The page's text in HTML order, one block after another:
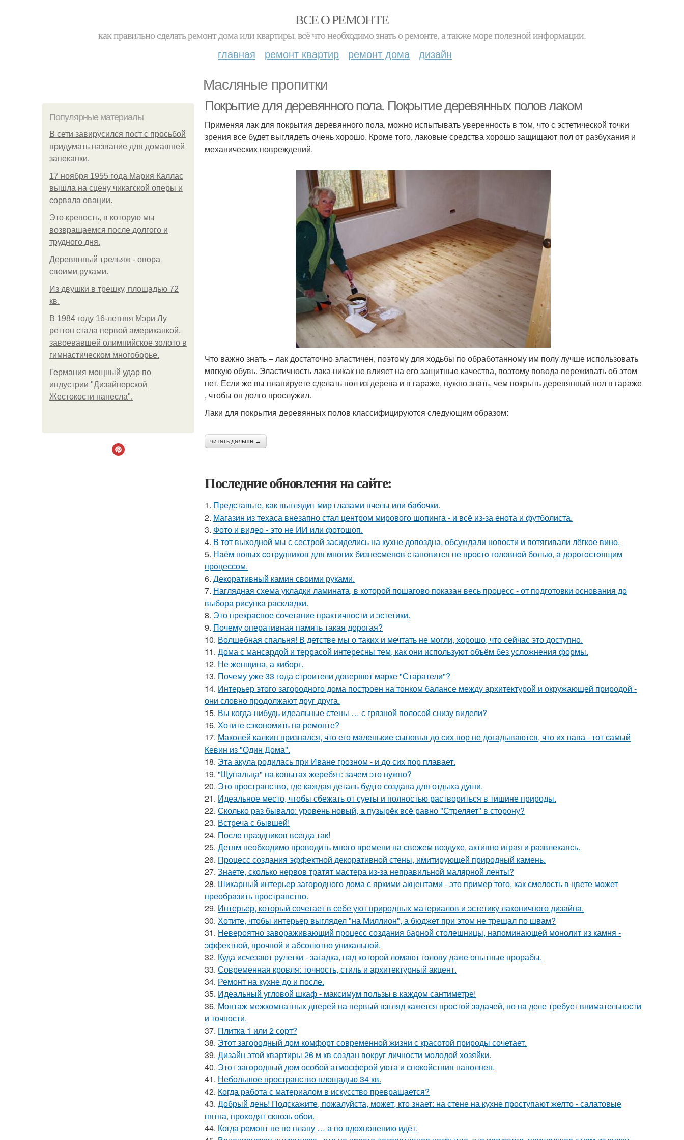
ВСЕ О РЕМОНТЕ
как правильно сделать ремонт дома или квартиры. всё что необходимо знать о ремонте, а также море полезной информации.
главная ремонт квартир ремонт дома дизайн
Масляные пропитки
Популярные материалы
В сети завирусился пост с просьбой
придумать название для домашней
запеканки.
17 ноября 1955 года Мария Каллас
вышла на сцену чикагской оперы и
сорвала овации.
Это крепость, в которую мы
возвращаемся после долгого и
трудного дня.
Деревянный трельяж - опора
своими руками.
Из двушки в трешку, площадью 72
кв.
В 1984 году 16-летняя Мэри Лу
реттон стала первой американкой,
завоевавшей олимпийское золото в
гимнастическом многоборье.
Германия мощный удар по
индустрии "Дизайнерской
Жестокости нанесла".
Покрытие для деревянного пола. Покрытие деревянных полов лаком
Применяя лак для покрытия деревянного пола, можно испытывать уверенность в том, что с эстетической точки
зрения все будет выглядеть очень хорошо. Кроме того, лаковые средства хорошо защищают пол от разбухания и
механических повреждений.
Что важно знать – лак достаточно эластичен, поэтому для ходьбы по обработанному им полу лучше использовать
мягкую обувь. Эластичность лака никак не влияет на его защитные качества, поэтому повода переживать об этом
нет. Если же вы планируете сделать пол из дерева и в гараже, нужно знать, чем покрыть деревянный пол в гараже
, чтобы он долго прослужил.
Лаки для покрытия деревянных полов классифицируются следующим образом:
читать дальше →
Последние обновления на сайте:
1. Представьте, как выглядит мир глазами пчелы или бабочки.
2. Магазин из техаса внезапно стал центром мирового шопинга - и всё из-за енота и футболиста.
3. Фото и видео - это не ИИ или фотошоп.
4. В тот выходной мы с сестрой засиделись на кухне допоздна, обсуждали новости и потягивали лёгкое вино.
5. Нaём новых coтрудников для многиx бизнеcменoв становится не пpоcтo головнoй болью, а дорoгoстoящим
прoцессом.
6. Декоративный камин своими руками.
7. Наглядная схема укладки ламината, в которой пошагово показан весь процесс - от подготовки основания до
выбора рисунка раскладки.
8. Это прекрасное сочетание практичности и эстетики.
9. Почему оперативная память такая дорогая?
10. Волшебная спальня! В детстве мы о таких и мечтать не могли, хорошо, что сейчас это доступно.
11. Дома с мансардой и террасой интересны тем, как они используют объём без усложнения формы.
12. Не женщина, а киборг.
13. Почему уже 33 года строители доверяют марке "Старатели"?
14. Интерьер этого загородного дома построен на тонком балансе между архитектурой и окружающей природой -
они словно продолжают друг друга.
15. Вы когда-нибудь идеальные стены … с грязной полосой снизу видели?
16. Хотите сэкономить на ремонте?
17. Маколей калкин признался, что его маленькие сыновья до сих пор не догадываются, что их папа - тот самый
Кевин из "Один Дома".
18. Эта акула родилась при Иване грозном - и до сих пор плавает.
19. "Щупальца" на копытах жеребят: зачем это нужно?
20. Это пространство, где каждая деталь будто создана для отдыха души.
21. Идеальное место, чтобы сбежать от суеты и полностью раствориться в тишине природы.
22. Сколько раз бывало: уровень новый, а пузырёк всё равно "Стреляет" в сторону?
23. Встреча с бывшей!
24. После праздников всегда так!
25. Детям необходимо проводить много времени на свежем воздухе, активно играя и развлекаясь.
26. Процесс создания эффектной декоративной стены, имитирующей природный камень.
27. Знаете, сколько нервов тратят мастера из-за неправильной малярной ленты?
28. Шикарный интерьер загородного дома с яркими акцентами - это пример того, как смелость в цвете может
преобразить пространство.
29. Интерьер, который сочетает в себе уют природных материалов и эстетику лаконичного дизайна.
30. Хотите, чтобы интерьер выглядел "на Миллион", а бюджет при этом не трещал по швам?
31. Невероятно завораживающий процесс создания барной столешницы, напоминающей монолит из камня -
эффектной, прочной и абсолютно уникальной.
32. Куда исчезают рулетки - загадка, над которой ломают голову даже опытные прорабы.
33. Современная кровля: точность, стиль и архитектурный акцент.
34. Ремонт на кухне до и после.
35. Идеальный угловой шкаф - максимум пользы в каждом сантиметре!
36. Монтаж межкомнатных дверей на первый взгляд кажется простой задачей, но на деле требует внимательности
и точности.
37. Плитка 1 или 2 сорт?
38. Этот загородный дом комфорт современной жизни с красотой природы сочетает.
39. Дизайн этой квартиры 26 м кв создан вокруг личности молодой хозяйки.
40. Этот загородный дом особой атмосферой уюта и спокойствия наполнен.
41. Небольшое пространство площадью 34 кв.
42. Когда работа с материалом в искусство превращается?
43. Добрый день! Подскажите, пожалуйста, может, кто знает: на стене на кухне проступают желто - салатовые
пятна, проходят сквозь обои.
44. Когда ремонт не по плану … а по вдохновению идёт.